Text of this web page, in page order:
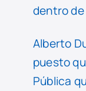
dentro
Alberto
puesto
Pública